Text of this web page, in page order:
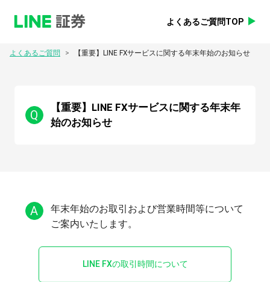
よくあるご質問TOP
よくあるご質問 > 【重要】LINE FXサービスに関する年末年始のお知らせ
Q
【重要】LINE FXサービスに関する年末年
始のお知らせ
A
年末年始のお取引および営業時間等について
LINE FXの取引時間について